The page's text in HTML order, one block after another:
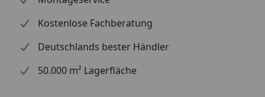
Fußboden
19 mm Fußboden-Dielen,
mm
Kostenlose Fachberatung
Deutschlands bester Händler
50.000 m² Lagerfläche